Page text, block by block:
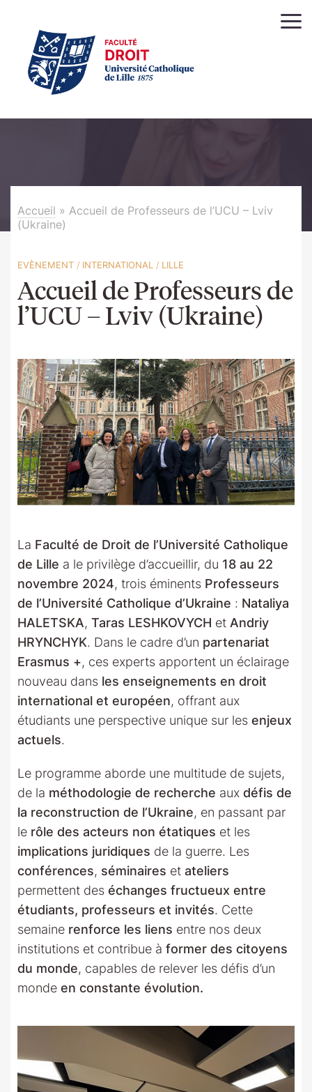
Accueil » Accueil de Professeurs de l’UCU – Lviv
(Ukraine)
EVÈNEMENT / INTERNATIONAL / LILLE
Accueil de Professeurs de
l’UCU – Lviv (Ukraine)
La Faculté de Droit de l’Université Catholique
de Lille a le privilège d’accueillir, du 18 au 22
novembre 2024, trois éminents Professeurs
de l’Université Catholique d’Ukraine : Nataliya
HALETSKA, Taras LESHKOVYCH et Andriy
HRYNCHYK. Dans le cadre d’un partenariat
Erasmus +, ces experts apportent un éclairage
nouveau dans les enseignements en droit
international et européen, offrant aux
étudiants une perspective unique sur les enjeux
actuels.
Le programme aborde une multitude de sujets,
de la méthodologie de recherche aux défis de
la reconstruction de l’Ukraine, en passant par
le rôle des acteurs non étatiques et les
implications juridiques de la guerre. Les
conférences, séminaires et ateliers
permettent des échanges fructueux entre
étudiants, professeurs et invités. Cette
semaine renforce les liens entre nos deux
institutions et contribue à former des citoyens
du monde, capables de relever les défis d’un
monde en constante évolution.